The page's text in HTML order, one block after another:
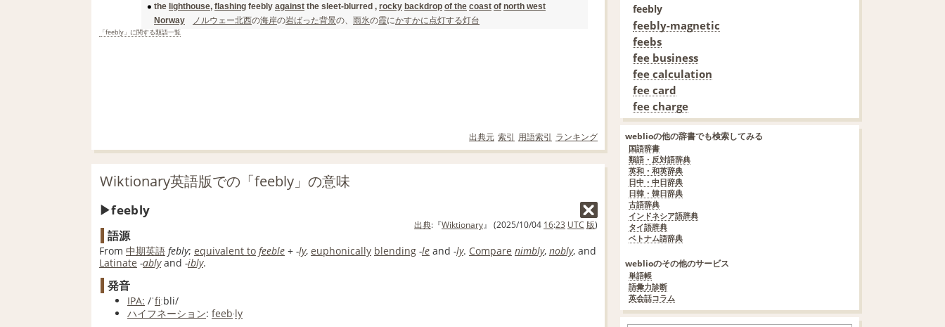
the lighthouse flashing feebly against the sleet-blurred , rocky backdrop of the coast of north west
Norway
ノルウェー北西の海岸の岩ばった背景の、 雨氷の霞にかすかに 点灯する灯台
「feebly」に関する類語一覧
出典元 索引 用語索引 ランキング
Wiktionary英語版での「feebly」の意味
feebly
出典:『Wiktionary 』 (2025/10/04 16:23 UTC 版)
語源
From 中期英語 febly; equivalent to feeble +‎ -ly, euphonically blending -le and -ly. Compare nimbly, nobly, and
Latinate -ablyand -ibly.
発音
IPA: /ˈfiːbli/
ハイフネーション: feeb‧ly
feebly
feebly-magnetic
feebs
fee business
fee calculation
fee card
fee charge
weblioの他の辞書でも検索してみる
国語辞書
類語・反対語辞典
英和・和英辞典
日中・中日辞典
日韓・韓日辞典
古語辞典
インドネシア語辞典
タイ語辞典
ベトナム語辞典
weblioのその他のサービス
単語帳
語彙力診断
英会話コラム